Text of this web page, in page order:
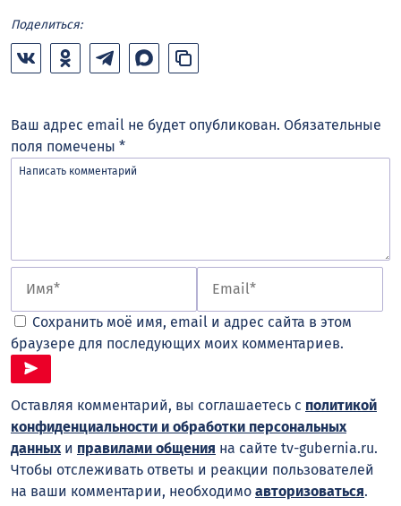
Поделиться:
Ваш адрес email не будет опубликован. Обязательные
поля помечены *
Сохранить моё имя, email и адрес сайта в этом
браузере для последующих моих комментариев.
Оставляя комментарий, вы соглашаетесь с политикой
конфиденциальности и обработки персональных
данных и правилами общения на сайте tv-gubernia.ru.
Чтобы отслеживать ответы и реакции пользователей
на ваши комментарии, необходимо авторизоваться.